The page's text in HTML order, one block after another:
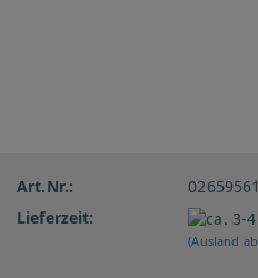
Art.Nr.:
Lieferzeit:
(Ausland